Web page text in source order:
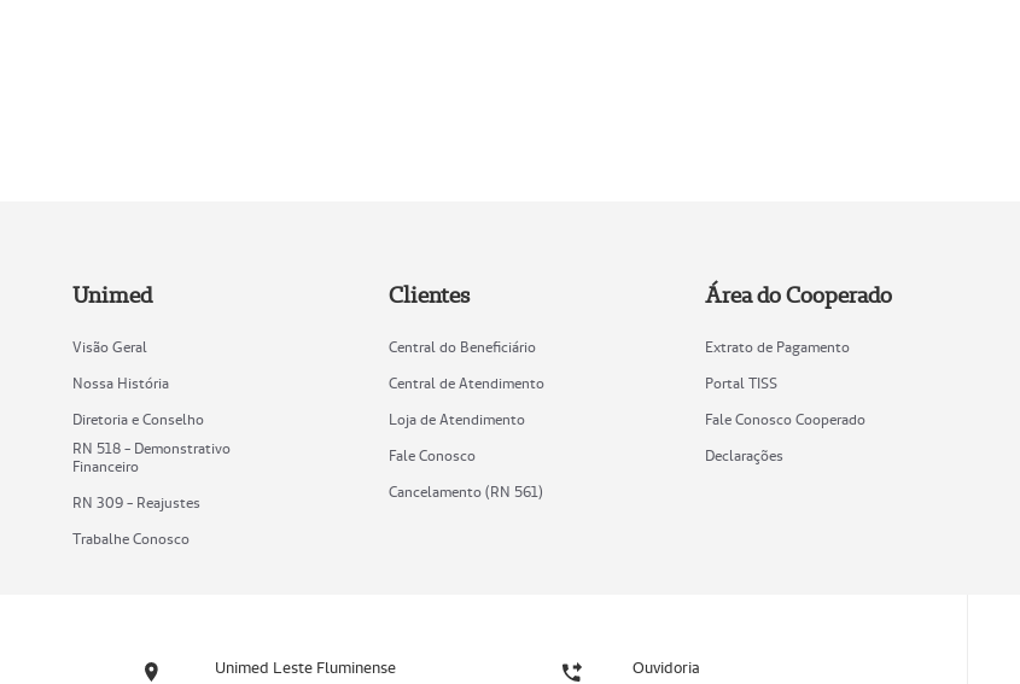
Unimed
Visão Geral
Nossa História
Diretoria e Conselho
RN 518 - Demonstrativo
Financeiro
RN 309 - Reajustes
Trabalhe Conosco
Clientes
Central do Beneficiário
Central de Atendimento
Loja de Atendimento
Fale Conosco
Cancelamento (RN 561)
Área do Cooperado
Extrato de Pagamento
Portal TISS
Fale Conosco Cooperado
Declarações
Unimed Leste Fluminense Ouvidoria